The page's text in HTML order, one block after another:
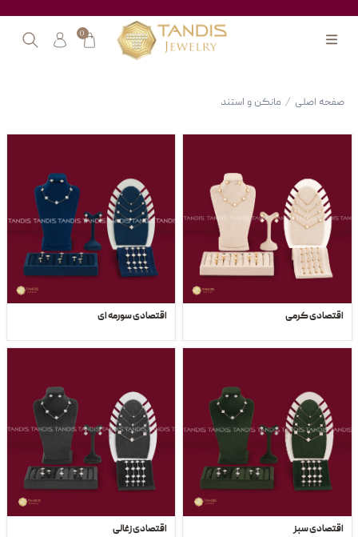
0
صفحه اصلی / مانکن و استند
اقتصادی کرمی اقتصادی سورمه ای
اقتصادی سبز اقتصادی زغالی